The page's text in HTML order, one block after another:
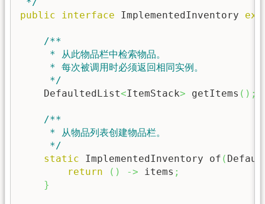
public
interface ImplementedInventory
/**
     * 从此物品栏中检索物品。
     * 每次被调用时必须返回相同实例。
     */
    DefaultedList
<ItemStack> getItems ( ) ;
/**
     * 从物品列表创建物品栏。
     */
static ImplementedInventory of (
return
( ) -> items ;
}